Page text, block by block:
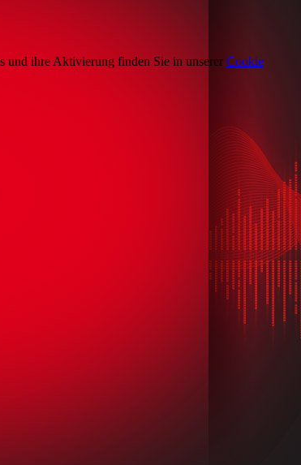
und ihre Aktivierung finden Sie in unserer Cookie